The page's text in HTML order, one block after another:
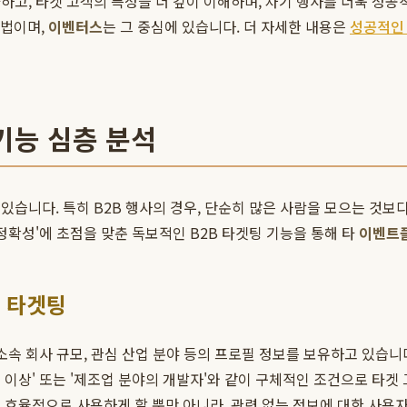
이며, 이벤터스는 그 중심에 있습니다. 더 자세한 내용은 성공적
능 심층 분석
습니다. 특히 B2B 행사의 경우, 단순히 많은 사람을 모으는 것
성'에 초점을 맞춘 독보적인 B2B 타겟팅 기능을 통해 타 이벤트
겟팅
회사 규모, 관심 산업 분야 등의 프로필 정보를 보유하고 있습
상' 또는 '제조업 분야의 개발자'와 같이 구체적인 조건으로 타